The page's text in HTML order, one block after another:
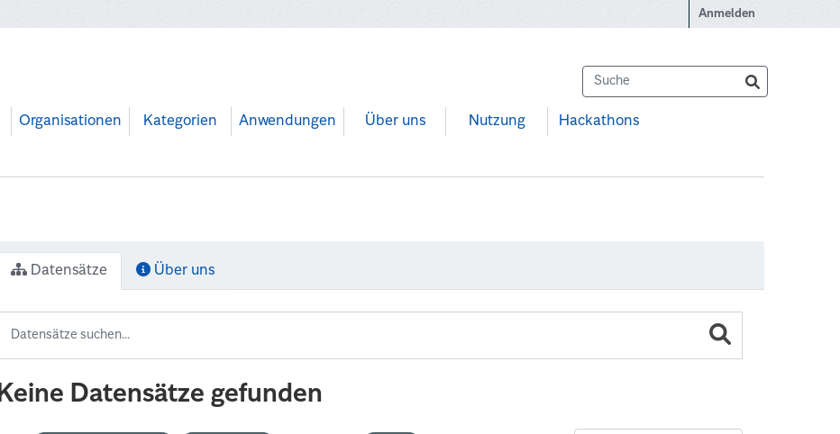
Anmelden
Organisationen Kategorien Anwendungen Über uns Nutzung Hackathons
Datensätze Über uns
Keine Datensätze gefunden